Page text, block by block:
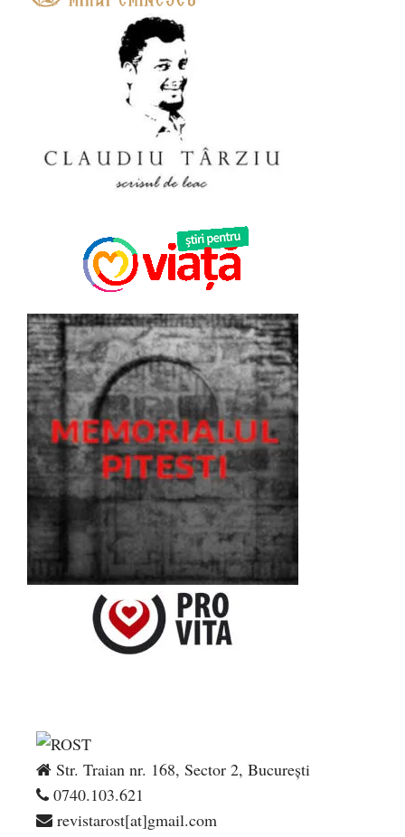
Str. Traian nr. 168, Sector 2, București
0740.103.621
revistarost[at]gmail.com